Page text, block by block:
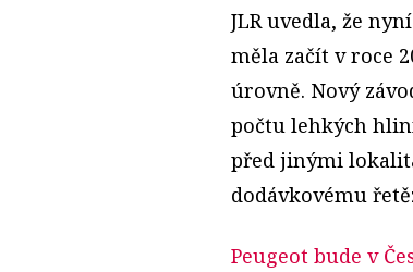
JLR uvedla, že
měla začít v roce
úrovně. Nový
počtu lehkých
před jinými
dodávkovému
Peugeot bude v